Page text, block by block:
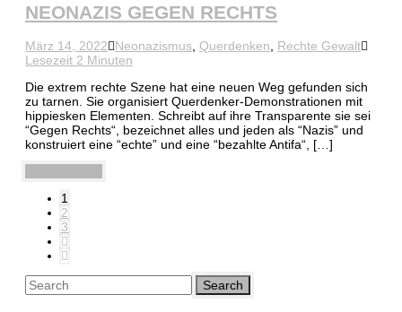
NEONAZIS GEGEN RECHTS
März 14, 2022 Neonazismus, Querdenken, Rechte Gewalt
Lesezeit 2 Minuten
Die extrem rechte Szene hat eine neuen Weg gefunden sich
zu tarnen. Sie organisiert Querdenker-Demonstrationen mit
hippiesken Elementen. Schreibt auf ihre Transparente sie sei
“Gegen Rechts“, bezeichnet alles und jeden als “Nazis” und
konstruiert eine “echte” und eine “bezahlte Antifa“, […]
1
2
3